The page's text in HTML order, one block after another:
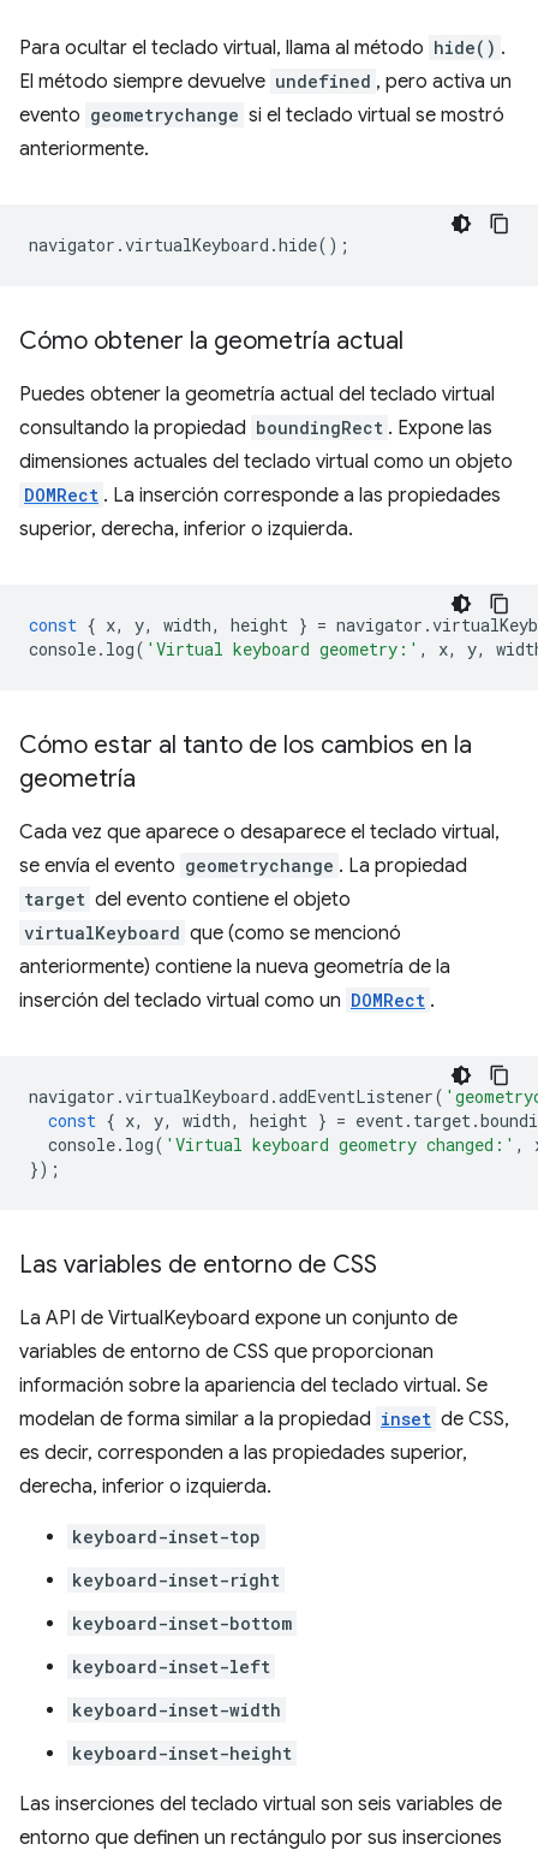
Para ocultar el teclado virtual, llama al método hide() .
El método siempre devuelve undefined , pero activa un
evento geometrychange si el teclado virtual se mostró
anteriormente.
navigator .virtualKeyboard .hide();
Cómo obtener la geometría actual
Puedes obtener la geometría actual del teclado virtual
consultando la propiedad boundingRect . Expone las
dimensiones actuales del teclado virtual como un objeto
DOMRect . La inserción corresponde a las propiedades
superior, derecha, inferior o izquierda.
const { x, y, width, height } = navigator .
console. log( 'Virtual keyboard geometry:' , x, y,
Cómo estar al tanto de los cambios en la
geometría
Cada vez que aparece o desaparece el teclado virtual,
se envía el evento geometrychange . La propiedad
target del evento contiene el objeto
virtualKeyboard que (como se mencionó
anteriormente) contiene la nueva geometría de la
inserción del teclado virtual como un DOMRect .
navigator .virtualKeyboard .addEventListener(
const { x, y, width, height } = event. target.
console. log( 'Virtual keyboard geometry changed:' ,
});
Las variables de entorno de CSS
La API de VirtualKeyboard expone un conjunto de
variables de entorno de CSS que proporcionan
información sobre la apariencia del teclado virtual. Se
modelan de forma similar a la propiedad inset de CSS,
es decir, corresponden a las propiedades superior,
derecha, inferior o izquierda.
keyboard-inset-top
keyboard-inset-right
keyboard-inset-bottom
keyboard-inset-left
keyboard-inset-width
keyboard-inset-height
Las inserciones del teclado virtual son seis variables de
entorno que definen un rectángulo por sus inserciones